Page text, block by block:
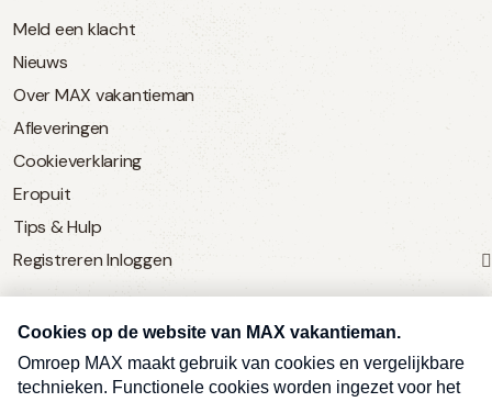
Meld een klacht
Nieuws
Over MAX vakantieman
Afleveringen
Cookieverklaring
Eropuit
Tips & Hulp
Registreren Inloggen
SERVICE
Over Omroep MAX